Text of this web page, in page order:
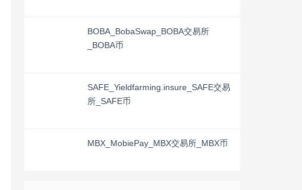
BOBA_BobaSwap_BOBA交易所
_BOBA币
SAFE_Yieldfarming.insure_SAFE交易
所_SAFE币
MBX_MobiePay_MBX交易所_MBX币